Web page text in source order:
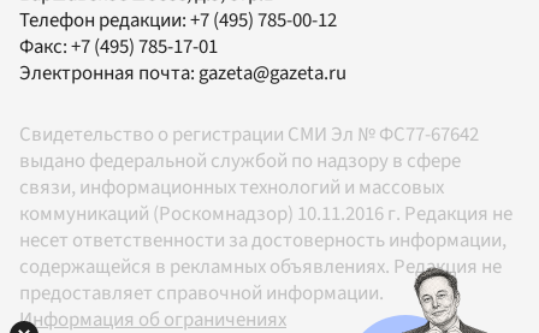
Телефон редакции:+7 (495) 785-00-12
Факс:+7 (495) 785-17-01
Электронная почта:gazeta@gazeta.ru
Свидетельство о регистрации СМИ Эл № ФС77-67642
выдано федеральной службой по надзору в сфере
связи, информационных технологий и массовых
коммуникаций (Роскомнадзор) 10.11.2016 г. Редакция не
несет ответственности за достоверность информации,
содержащейся в рекламных объявлениях. Редакция не
предоставляет справочной информации.
Информация об ограничениях